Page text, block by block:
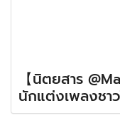
【นิตยสาร
นักแต่งเพลงชาว